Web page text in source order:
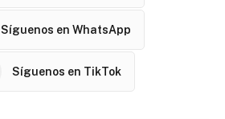
Síguenos en WhatsApp
Síguenos en TikTok